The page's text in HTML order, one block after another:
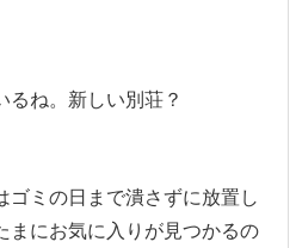
るね。新しい別荘？
ゴミの日まで潰さずに放置し
まにお気に入りが見つかるの